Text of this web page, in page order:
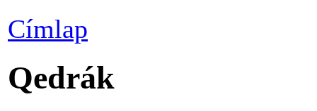
Címlap
Qedrák